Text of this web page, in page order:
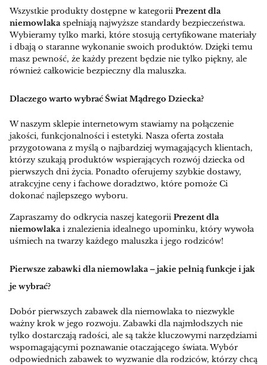
Wszystkie produkty dostępne w kategorii Prezent dla
niemowlakaspełniają najwyższe standardy bezpieczeństwa.
Wybieramy tylko marki, które stosują certyfikowane materiały
i dbają o staranne wykonanie swoich produktów. Dzięki temu
masz pewność, że każdy prezent będzie nie tylko piękny, ale
również całkowicie bezpieczny dla maluszka.
Dlaczego warto wybrać Świat Mądrego Dziecka?
W naszym sklepie internetowym stawiamy na połączenie
jakości, funkcjonalności i estetyki. Nasza oferta została
przygotowana z myślą o najbardziej wymagających klientach,
którzy szukają produktów wspierających rozwój dziecka od
pierwszych dni życia. Ponadto oferujemy szybkie dostawy,
atrakcyjne ceny i fachowe doradztwo, które pomoże Ci
dokonać najlepszego wyboru.
Zapraszamy do odkrycia naszej kategorii Prezent dla
niemowlakai znalezienia idealnego upominku, który wywoła
uśmiech na twarzy każdego maluszka i jego rodziców!
Pierwsze zabawki dla niemowlaka – jakie pełnią funkcje i jak
je wybrać?
Dobór pierwszych zabawek dla niemowlaka to niezwykle
ważny krok w jego rozwoju. Zabawki dla najmłodszych nie
tylko dostarczają radości, ale są także kluczowymi narzędziami
wspomagającymi poznawanie otaczającego świata. Wybór
odpowiednich zabawek to wyzwanie dla rodziców, którzy chcą